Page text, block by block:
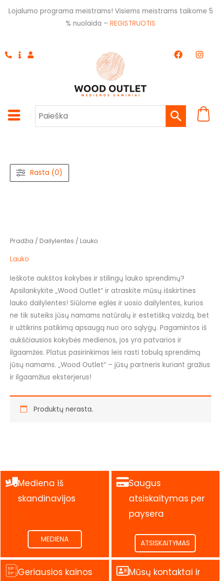
Pereiti
Lojalumo programa meistrams! Visiems meistrams taikome 5
% nuolaida – REGISTRUOTIS
F
a
k
I
n
a
m
Rasta (0)
Pradžia / Dailylentės / Lauko
Lauko
Ieškote aukštos kokybės ir stilingų lauko sprendimų?
Apsilankykite „Wood Outlet“ ir atraskite mūsų išskirtines
lauko dailylentes! Siūlome eglės ir uosio dailylentes, kurios
ne tik suteiks jūsų namams natūralų ir estetišką vaizdą, bet
ir užtikrins patikimą apsaugą nuo oro sąlygų. Pagamintos iš
aukščiausios kokybės medienos, jos yra patvarios ir
ilgaamžės. Platus pasirinkimas leis rasti tobulą sprendimą
jūsų namams. „Wood Outlet“ – jūsų partneris kuriant gražius
ir ilgaamžius eksterjerus!
Produktų nerasta.
Mediena iš
skandinavijos
.
MEDIENA
Saugus
atsiskaitymas per
paysera
.
ATSISKAITYMAS
Geriausios kainos
Mūsų kontaktai ir